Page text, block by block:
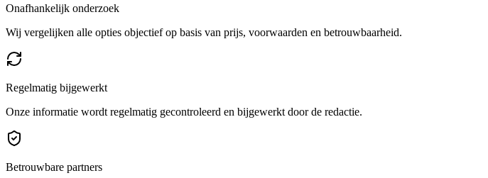
Onafhankelijk onderzoek
Wij vergelijken alle opties objectief op basis van prijs, voorwaarden en betrouwbaarheid.
Regelmatig bijgewerkt
Onze informatie wordt regelmatig gecontroleerd en bijgewerkt door de redactie.
Betrouwbare partners